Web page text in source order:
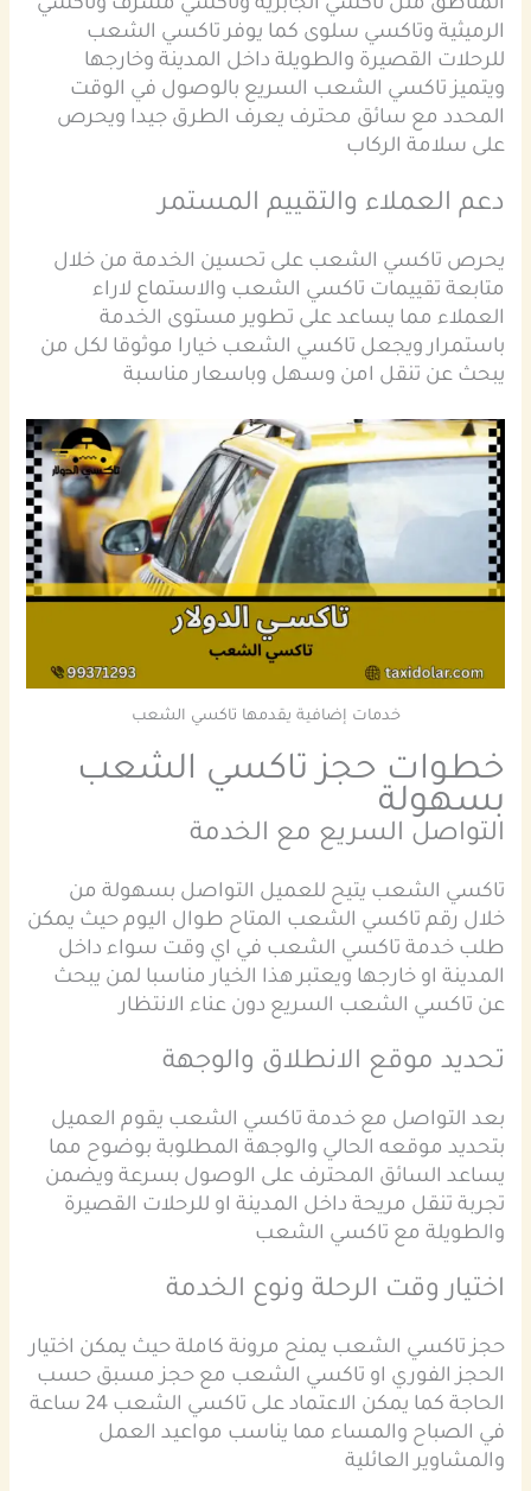
المناطق مثل تاكسي الجابرية وتاكسي مشرف وتاكسي
الرميثية وتاكسي سلوى كما يوفر تاكسي الشعب
للرحلات القصيرة والطويلة داخل المدينة وخارجها
ويتميز تاكسي الشعب السريع بالوصول في الوقت
المحدد مع سائق محترف يعرف الطرق جيدا ويحرص
على سلامة الركاب
دعم العملاء والتقييم المستمر
يحرص تاكسي الشعب على تحسين الخدمة من خلال
متابعة تقييمات تاكسي الشعب والاستماع لاراء
العملاء مما يساعد على تطوير مستوى الخدمة
باستمرار ويجعل تاكسي الشعب خيارا موثوقا لكل من
يبحث عن تنقل امن وسهل وباسعار مناسبة
خدمات إضافية يقدمها تاكسي الشعب
خطوات حجز تاكسي الشعب
بسهولة
التواصل السريع مع الخدمة
تاكسي الشعب يتيح للعميل التواصل بسهولة من
خلال رقم تاكسي الشعب المتاح طوال اليوم حيث يمكن
طلب خدمة تاكسي الشعب في اي وقت سواء داخل
المدينة او خارجها ويعتبر هذا الخيار مناسبا لمن يبحث
عن تاكسي الشعب السريع دون عناء الانتظار
تحديد موقع الانطلاق والوجهة
بعد التواصل مع خدمة تاكسي الشعب يقوم العميل
بتحديد موقعه الحالي والوجهة المطلوبة بوضوح مما
يساعد السائق المحترف على الوصول بسرعة ويضمن
تجربة تنقل مريحة داخل المدينة او للرحلات القصيرة
والطويلة مع تاكسي الشعب
اختيار وقت الرحلة ونوع الخدمة
حجز تاكسي الشعب يمنح مرونة كاملة حيث يمكن اختيار
الحجز الفوري او تاكسي الشعب مع حجز مسبق حسب
الحاجة كما يمكن الاعتماد على تاكسي الشعب 24 ساعة
في الصباح والمساء مما يناسب مواعيد العمل
والمشاوير العائلية